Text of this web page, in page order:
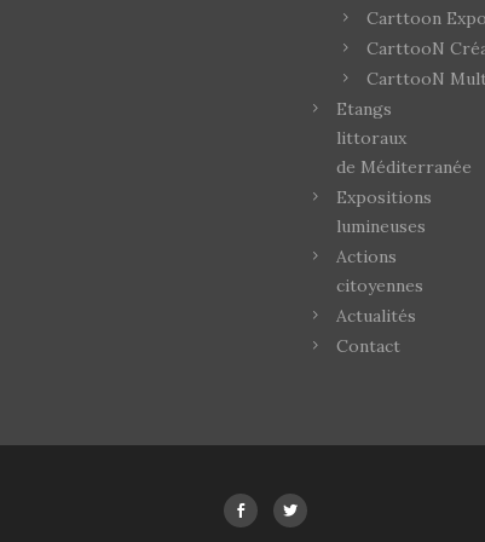
Carttoon
CarttooN
CarttooN
Etangs
littoraux
de Méditerranée
Expositions
lumineuses
Actions
citoyennes
Actualités
Contact